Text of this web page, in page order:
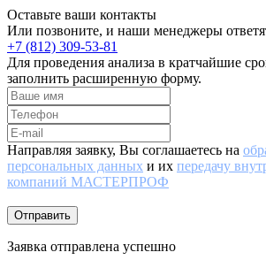
Оставьте ваши контакты
Или позвоните, и наши менеджеры
+7 (812) 309-53-81
Для проведения анализа в кратчайшие
заполнить расширенную форму.
Направляя заявку, Вы соглашаетесь на
персональных данных и их передачу
компаний МАСТЕРПРОФ
Отправить
Заявка отправлена успешно